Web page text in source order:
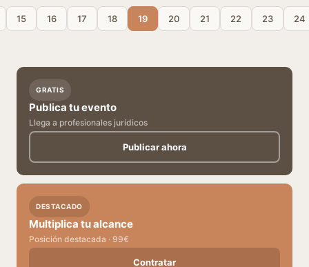
15 16 17 18 19 20 21 22 23 24
GRATIS
Publica tu evento
Llega a profesionales jurídicos
Publicar ahora
DESTACADO
Multiplica tu alcance
Posición destacada · 99€
Contratar